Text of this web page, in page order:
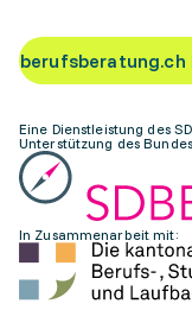
Eine Dienstleistung des
Unterstützung des
In Zusammenarbeit mit: